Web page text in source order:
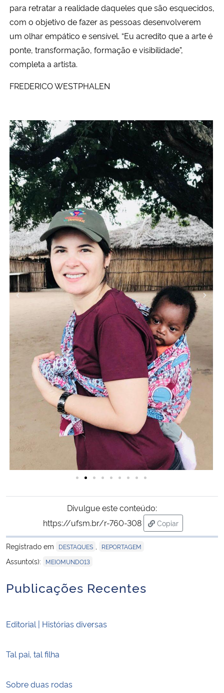
para retratar a realidade daqueles que são esquecidos,
com o objetivo de fazer as pessoas desenvolverem
um olhar empático e sensível. “Eu acredito que a arte é
ponte, transformação, formação e visibilidade”,
completa a artista.
FREDERICO WESTPHALEN
Divulgue este conteúdo:
https://ufsm.br/r-760-308
Copiar
para área de
Registrado em
DESTAQUES REPORTAGEM
Assunto(s): MEIOMUNDO13
Publicações Recentes
Editorial | Histórias diversas
Tal pai, tal filha
Sobre duas rodas